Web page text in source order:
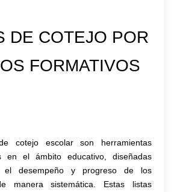
DE COTEJO POR
FORMATIVOS
cotejo escolar son herramientas
en el ámbito educativo, diseñadas
el desempeño y progreso de los
manera sistemática. Estas listas